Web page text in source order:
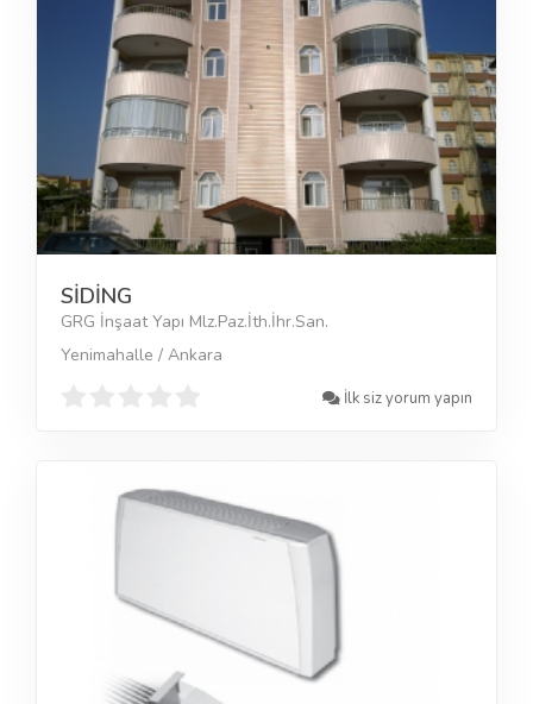
SİDİNG
GRG İnşaat Yapı Mlz.Paz.İth.İhr.San.
Yenimahalle / Ankara
İlk siz yorum yapın